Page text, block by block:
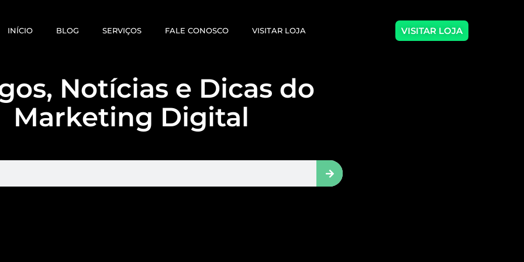
INÍCIO BLOG SERVIÇOS FALE CONOSCO VISITAR LOJA VISITAR LOJA
Notícias e Dicas do
Marketing Digital